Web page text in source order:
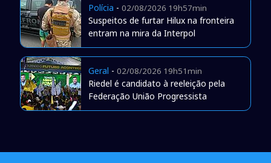
Polícia - 02/08/2026 19h57min
Suspeitos de furtar Hilux na fronteira
entram na mira da Interpol
Geral - 02/08/2026 19h51min
Riedel é candidato à reeleição pela
Federação União Progressista